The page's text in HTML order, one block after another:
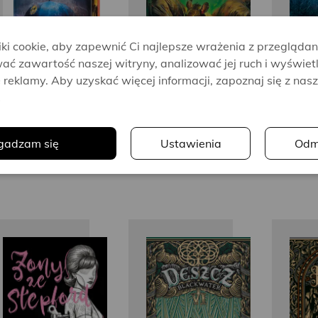
Ira Levin
Michael
McDowell
cookie, aby zapewnić Ci najlepsze wrażenia z
zawartość naszej witryny, analizować jej ruch i
Aby uzyskać więcej informacji, zapoznaj się z
się Ustawienia